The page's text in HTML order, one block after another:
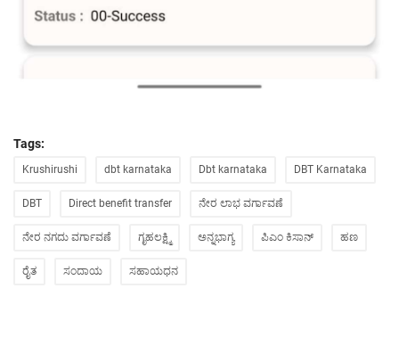
Tags:
Krushirushi dbt karnataka Dbt karnataka DBT Karnataka
DBT Direct benefit transfer ನೇರ ಲಾಭ ವರ್ಗಾವಣೆ
ನೇರ ನಗದು ವರ್ಗಾವಣೆ ಗೃಹಲಕ್ಷ್ಮಿ ಅನ್ನಭಾಗ್ಯ ಪಿಎಂ ಕಿಸಾನ್ ಹಣ
ರೈತ ಸಂದಾಯ ಸಹಾಯಧನ